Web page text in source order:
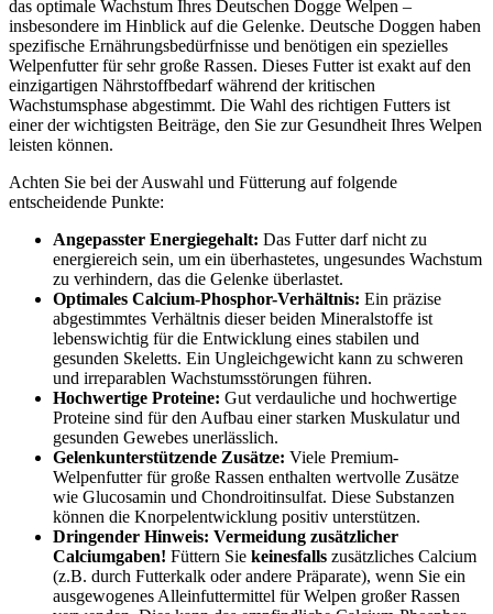
das optimale Wachstum Ihres Deutschen Dogge Welpen –
insbesondere im Hinblick auf die Gelenke. Deutsche Doggen haben
spezifische Ernährungsbedürfnisse und benötigen ein spezielles
Welpenfutter für sehr große Rassen. Dieses Futter ist exakt auf den
einzigartigen Nährstoffbedarf während der kritischen
Wachstumsphase abgestimmt. Die Wahl des richtigen Futters ist
einer der wichtigsten Beiträge, den Sie zur Gesundheit Ihres Welpen
leisten können.
Achten Sie bei der Auswahl und Fütterung auf folgende
entscheidende Punkte:
Angepasster Energiegehalt: Das Futter darf nicht zu
energiereich sein, um ein überhastetes, ungesundes Wachstum
zu verhindern, das die Gelenke überlastet.
Optimales Calcium-Phosphor-Verhältnis: Ein präzise
abgestimmtes Verhältnis dieser beiden Mineralstoffe ist
lebenswichtig für die Entwicklung eines stabilen und
gesunden Skeletts. Ein Ungleichgewicht kann zu schweren
und irreparablen Wachstumsstörungen führen.
Hochwertige Proteine: Gut verdauliche und hochwertige
Proteine sind für den Aufbau einer starken Muskulatur und
gesunden Gewebes unerlässlich.
Gelenkunterstützende Zusätze: Viele Premium-
Welpenfutter für große Rassen enthalten wertvolle Zusätze
wie Glucosamin und Chondroitinsulfat. Diese Substanzen
können die Knorpelentwicklung positiv unterstützen.
Dringender Hinweis: Vermeidung zusätzlicher
Calciumgaben! Füttern Sie keinesfalls zusätzliches Calcium
(z.B. durch Futterkalk oder andere Präparate), wenn Sie ein
ausgewogenes Alleinfuttermittel für Welpen großer Rassen